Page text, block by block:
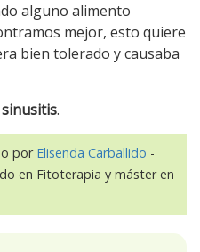
alguno alimento
mejor, esto quiere
bien tolerado y causaba
sinusitis.
por Elisenda Carballido -
en Fitoterapia y máster en